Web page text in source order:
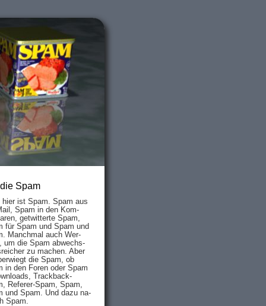
Spam
hier ist Spam. Spam aus
Spam in den Kom­
ge­twit­ter­te Spam,
für Spam und Spam und
Manch­mal auch Wer­
um die Spam ab­wechs­
zu mach­en. Aber
die Spam, ob
in den Fo­ren oder Spam
Track­back-
Re­fe­rer-Spam, Spam,
und Spam. Und da­zu na­
Spam.